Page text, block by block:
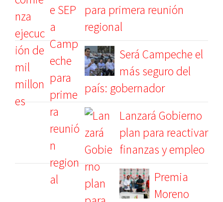
para primera reunión
regional
Será Campeche el
más seguro del
país: gobernador
Lanzará Gobierno
plan para reactivar
finanzas y empleo
Premia
Moreno